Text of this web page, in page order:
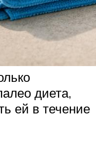
диета,
ей в течение